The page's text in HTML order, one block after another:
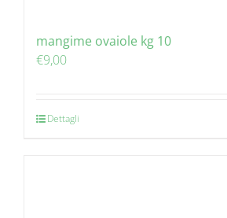
mangime ovaiole kg 10
€9,00
Dettagli